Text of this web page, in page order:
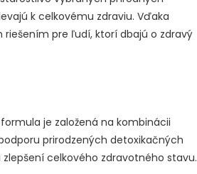
k celkovému zdraviu. Vďaka
pre ľudí, ktorí dbajú o zdravý
je založená na kombinácii
prirodzených detoxikačných
celkového zdravotného stavu.